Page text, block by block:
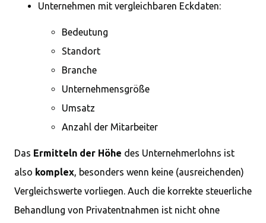
Unternehmen mit vergleichbaren Eckdaten:
Bedeutung
Standort
Branche
Unternehmensgröße
Umsatz
Anzahl der Mitarbeiter
Das Ermitteln der Höhe des Unternehmerlohns ist
also komplex, besonders wenn keine (ausreichenden)
Vergleichswerte vorliegen. Auch die korrekte steuerliche
Behandlung von Privatentnahmen ist nicht ohne